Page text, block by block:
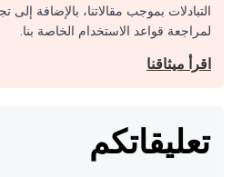
التبادلات بموجب مقالاتنا، بالإضافة
لمراجعة قواعد الاستخدام الخاصة بنا.
اقرأ ميثاقنا
تعليقاتكم